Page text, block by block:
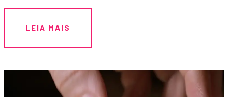
LEIA MAIS